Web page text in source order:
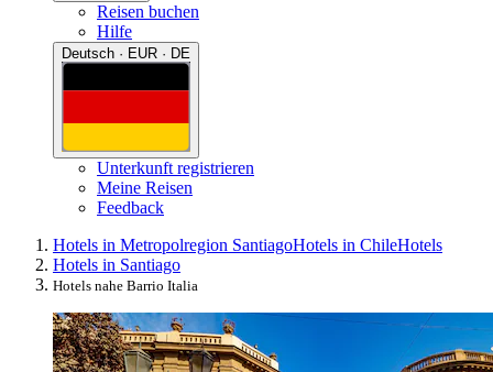
Reisen buchen
Hilfe
Deutsch · EUR · DE
Unterkunft registrieren
Meine Reisen
Feedback
Hotels in Metropolregion SantiagoHotels in ChileHotels
Hotels in Santiago
Hotels nahe Barrio Italia